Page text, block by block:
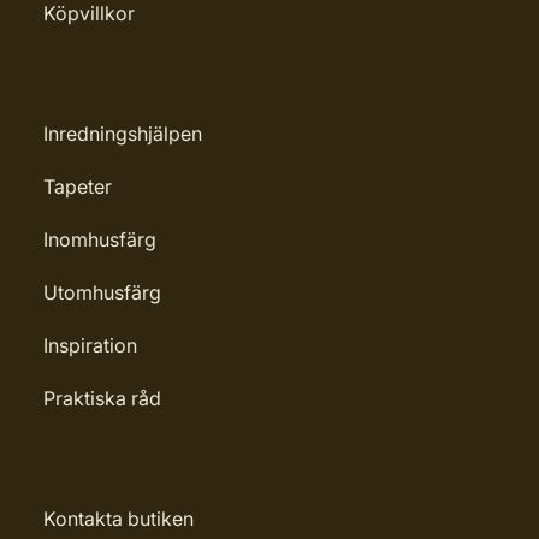
32102
Köpvillkor
Inredningshjälpen
Tapeter
Inomhusfärg
Utomhusfärg
Inspiration
Praktiska råd
Kontakta butiken